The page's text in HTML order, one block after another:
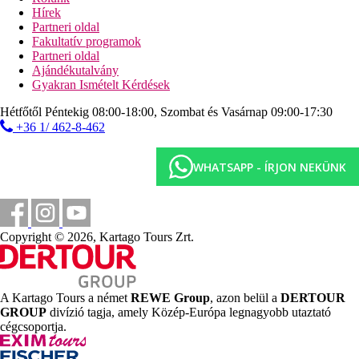
asztalitenisz, strandröplabda
Sport és szórakozás térítés ellenében
szauna, pezsgőfürdő
masszázs
Ellátás
és alkoholmentes italok korlátlan fogyasztása 10:00-tól
01:00 óráig. Az all inclusive szállodák szolgáltatásai
bizonyos részletekben szállodánként eltérhetnek.
Szálláshely besorolás
Az adott ország hivatalos besorolása: 4*.
Távolságok
0 m
Távolság a tengerparttól
15 km
Városközpont
Hírek
Partneri oldal
Fakultatív programok
Partneri oldal
Ajándékutalvány
Gyakran Ismételt Kérdések
Hétfőtől Péntekig 08:00-18:00, Szombat és Vasárnap 09:00-17:30
+36 1/ 462-8-462
WHATSAPP - ÍRJON NEKÜNK
Copyright © 2026, Kartago Tours Zrt.
A Kartago Tours a német REWE Group, azon belül a DERTOUR
GROUP divízió tagja, amely Közép-Európa legnagyobb utaztató
cégcsoportja.